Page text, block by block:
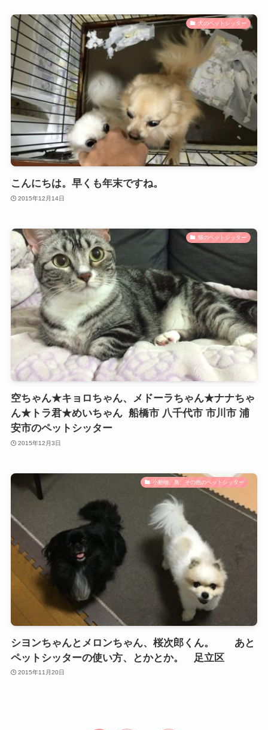
犬のペットシッター
こんにちは。早くも年末ですね。
2015年12月14日
猫のペットシッター
空ちゃん★キョロちゃん、メドーラちゃん★ナナちゃ
ん★トラ君★めいちゃん 船橋市 八千代市 市川市 浦
安市のペットシッター
2015年12月3日
小動物、鳥、その他のペットシッター
シヨンちゃんとメロンちゃん、桜次郎くん。 あと
ペットシッターの使い方、とかとか。 足立区
2015年11月20日